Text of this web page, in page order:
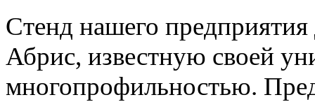
Стенд нашего
Абрис, известную своей
многопрофильностью.